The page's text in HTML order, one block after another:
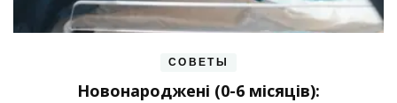
СОВЕТЫ
Новонароджені (0-6 місяців):